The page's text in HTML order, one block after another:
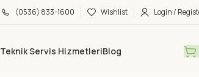
(0536) 833-1600 Wishlist Login /
Teknik Servis HizmetleriBlog